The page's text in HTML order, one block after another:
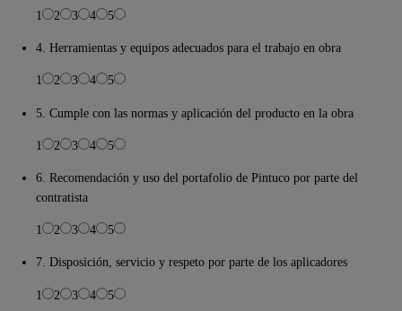
1 2 3 4 5
4. Herramientas y equipos adecuados para el trabajo en obra
1 2 3 4 5
5. Cumple con las normas y aplicación del producto en la obra
1 2 3 4 5
6. Recomendación y uso del portafolio de Pintuco por parte del
contratista
1 2 3 4 5
7. Disposición, servicio y respeto por parte de los aplicadores
1 2 3 4 5